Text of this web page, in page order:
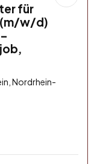
für
(m/w/d)
Nordrhein-